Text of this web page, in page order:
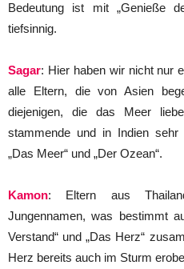
Bedeutung ist mit „Genieße
tiefsinnig.
Sagar: Hier haben wir nicht nur
alle Eltern, die von Asien
diejenigen, die das Meer
stammende und in Indien sehr
„Das Meer“ und „Der Ozean“.
Kamon: Eltern aus
Jungennamen, was bestimmt
Verstand“ und „Das Herz“
Herz bereits auch im Sturm